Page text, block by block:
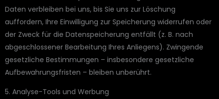
Daten verbleiben bei uns, bis Sie uns zur Löschung
auffordern, Ihre Einwilligung zur Speicherung widerrufen oder
der Zweck für die Datenspeicherung entfällt (z. B. nach
abgeschlossener Bearbeitung Ihres Anliegens). Zwingende
gesetzliche Bestimmungen – insbesondere gesetzliche
Aufbewahrungsfristen – bleiben unberührt.
5. Analyse-Tools und Werbung